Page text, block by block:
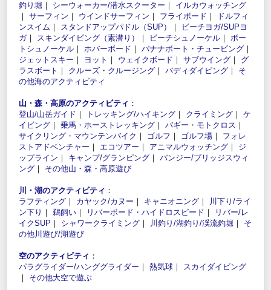
釣り堀 ｜ シーウォーカー/潜水スクーター ｜ イルカウォッチング
｜ サーフィン ｜ ウインドサーフィン ｜ フライボード ｜
ドルフィ
ンスイム ｜ スタンドアップパドル（SUP） ｜
ビーチヨガ/SUPヨ
ガ｜ スキンダイビング（素潜り） ｜ ビーチシュノーケル ｜ ボー
トシュノーケル ｜ ホバーボード ｜ バナナボート・チュービング ｜
ジェットスキー ｜ ヨット ｜ ウェイクボード ｜ サブウイング ｜ グ
ラスボート ｜ クルーズ・クルージング ｜ バディダイビング ｜ そ
の他海のアクティビティ
山・森・高原のアクティビティ ：
登山/山岳ガイド ｜ トレッキング/ハイキング ｜ クライミング ｜ ケ
イビング ｜ 乗馬・ホーストレッキング ｜ バギー・モトクロス ｜
サイクリング・マウンテンバイク ｜ ゴルフ ｜ ゴルフ場 ｜ フォレ
ストアドベンチャー ｜ エコツアー ｜ アニマルウォッチング ｜ ジ
ップライン ｜ キャンプ/グランピング ｜ バンジー/ブリッジスウィ
ング ｜ その他山・森・高原遊び
川・湖のアクティビティ ：
ラフティング ｜ カヤック/カヌー ｜ キャニオニング ｜
川下り/ライ
ン下り ｜ 鵜飼い ｜ リバーボード・ハイドロスピード ｜
リバー/レ
イクSUP ｜ シャワークライミング ｜ 川釣り/湖釣り/渓流釣堀 ｜ そ
の他川遊び/湖遊び
空のアクティビティ ：
パラグライダー/ハンググライダー ｜ 熱気球 ｜ スカイダイビング
｜ その他大空で遊ぶ